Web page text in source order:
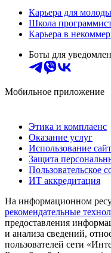
Карьера для
Школа
Карьера в
Боты для
Мобильное приложение
Этика и комплаенс
Оказание услуг
Использование
Защита
Пользовательское
ИТ аккредитация
На информационном
рекомендательные
предоставления
и анализа сведений,
пользователей сети